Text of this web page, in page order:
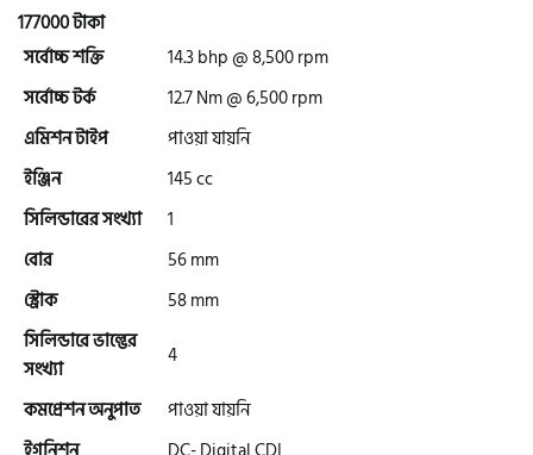
জারা (Zaara)
কাওয়াসাকি (Kawasaki)
এস ওয়াই এম (SYM)
এপ্রিলিয়া (Aprilia)
177000 টাকা
সর্বোচ্চ শক্তি
14.3 bhp @ 8,500 rpm
সর্বোচ্চ টর্ক
12.7 Nm @ 6,500 rpm
এমিশন টাইপ
পাওয়া যায়নি
ইঞ্জিন
145 cc
সিলিন্ডারের সংখ্যা
1
বোর
56 mm
স্ট্রোক
58 mm
সিলিন্ডারে ভাল্ভের
সংখ্যা
4
কমপ্রেশন অনুপাত
পাওয়া যায়নি